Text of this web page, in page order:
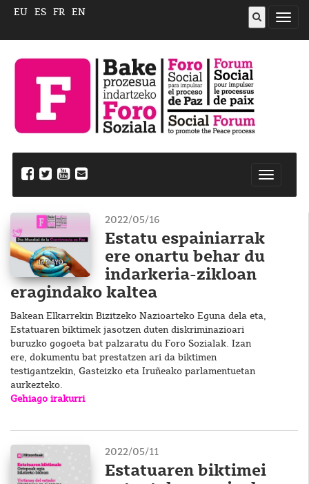
ireki
EU ES FR EN
2022/05/16
Estatu espainiarrak
ere onartu behar du
indarkeria-zikloan
eragindako kaltea
Bakean Elkarrekin Bizitzeko Nazioarteko Eguna dela eta,
Estatuaren biktimek jasotzen duten diskriminazioari
buruzko gogoeta bat palzaratu du Foro Sozialak. Izan
ere, dokumentu bat prestatzen ari da biktimen
testigantzekin, Gasteizko eta Iruñeako parlamentuetan
aurkezteko.
Gehiago irakurri
2022/05/11
Estatuaren biktimei